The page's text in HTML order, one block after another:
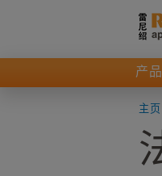
产品
主页